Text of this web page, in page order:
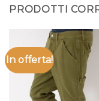
PRODOTTI
In offerta!